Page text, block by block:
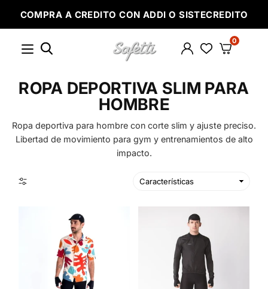
directamente
al
COMPRA A CREDITO CON ADDI O SISTECREDITO
0
ROPA DEPORTIVA SLIM PARA
HOMBRE
Ropa deportiva para hombre con corte slim y ajuste preciso.
Libertad de movimiento para gym y entrenamientos de alto
impacto.